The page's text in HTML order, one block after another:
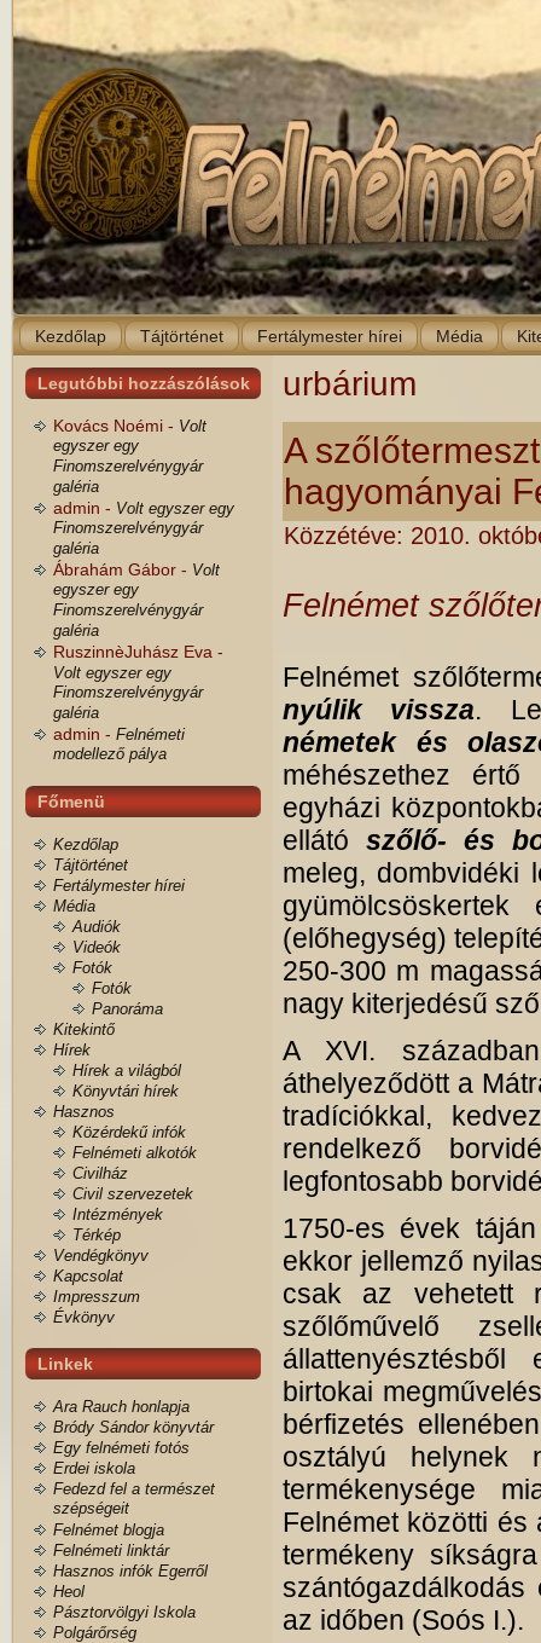
Kezdőlap Tájtörténet Fertálymester hírei Média
Legutóbbi hozzászólások
Kovács Noémi - Volt
egyszer egy
Finomszerelvénygyár
galéria
admin - Volt egyszer egy
Finomszerelvénygyár
galéria
Ábrahám Gábor - Volt
egyszer egy
Finomszerelvénygyár
galéria
RuszinnèJuhász Eva -
Volt egyszer egy
Finomszerelvénygyár
galéria
admin - Felnémeti
modellező pálya
Főmenü
Kezdőlap
Tájtörténet
Fertálymester hírei
Média
Audiók
Videók
Fotók
Fotók
Panoráma
Kitekintő
Hírek
Hírek a világból
Könyvtári hírek
Hasznos
Közérdekű infók
Felnémeti alkotók
Civilház
Civil szervezetek
Intézmények
Térkép
Vendégkönyv
Kapcsolat
Impresszum
Évkönyv
Linkek
Ara Rauch honlapja
Bródy Sándor könyvtár
Egy felnémeti fotós
Erdei iskola
Fedezd fel a természet
szépségeit
Felnémet blogja
Felnémeti linktár
Hasznos infók Egerről
Heol
Pásztorvölgyi Iskola
Polgárőrség
urbárium
A
hagyományai
Közzétéve: 2010.
Felnémet
Felnémet
nyúlik vissza.
németek és
méhészethez
egyházi
ellátó szőlő- és
meleg, dombvidéki
(előhegység)
250-300 m
nagy kiterjedésű
A XVI.
áthelyeződött a
tradíciókkal,
rendelkező
legfontosabb
1750-es évek
ekkor jellemző
csak az vehetett
szőlőművelő
birtokai
bérfizetés
osztályú helynek
termékenysége
Felnémet közötti
termékeny
az időben (Soós I.).